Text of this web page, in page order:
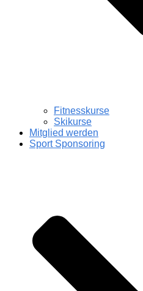
Fitnesskurse
Skikurse
Mitglied werden
Sport Sponsoring